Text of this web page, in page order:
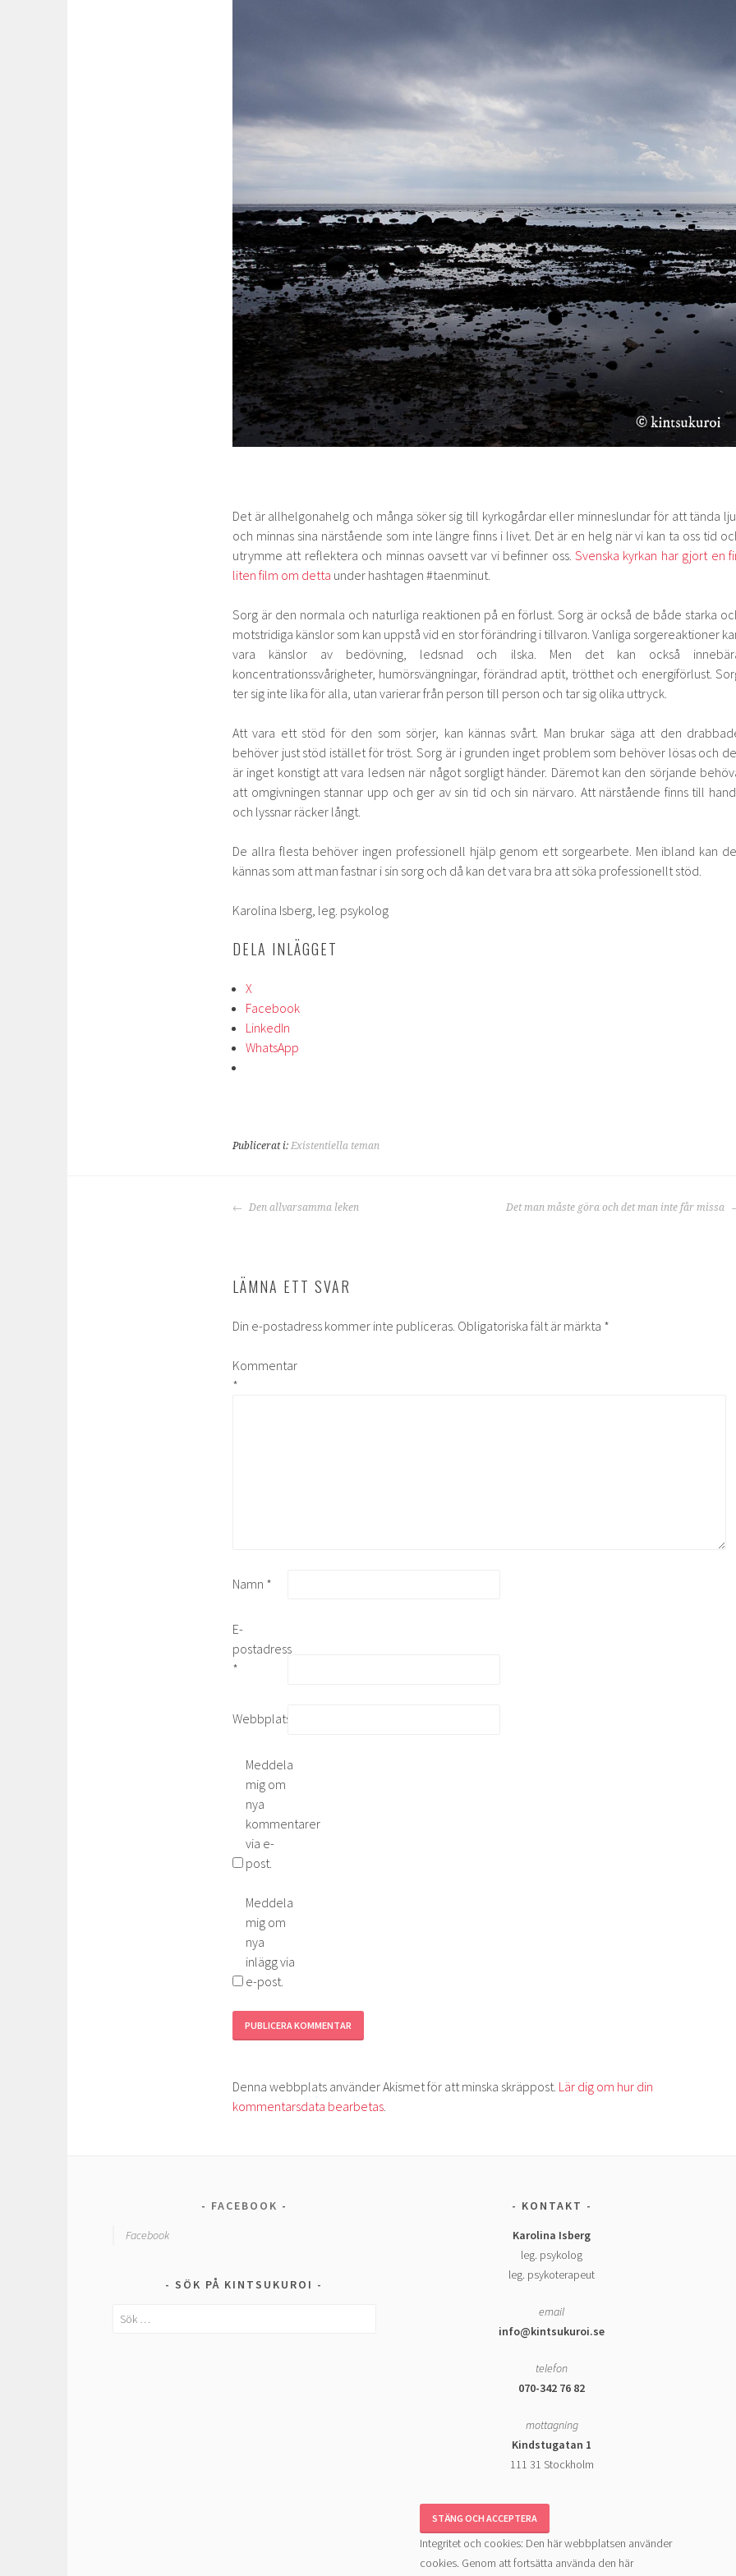
Det är allhelgonahelg och många söker sig till kyrkogårdar eller minneslundar för att tända
och minnas sina närstående som inte längre finns i livet. Det är en helg när vi kan ta oss tid
utrymme att reflektera och minnas oavsett var vi befinner oss. Svenska kyrkan har gjort en
liten film om detta under hashtagen #taenminut.
Sorg är den normala och naturliga reaktionen på en förlust. Sorg är också de både starka
motstridiga känslor som kan uppstå vid en stor förändring i tillvaron. Vanliga sorgereaktioner
vara känslor av bedövning, ledsnad och ilska. Men det kan också
koncentrationssvårigheter, humörsvängningar, förändrad aptit, trötthet och energiförlust.
ter sig inte lika för alla, utan varierar från person till person och tar sig olika uttryck.
Att vara ett stöd för den som sörjer, kan kännas svårt. Man brukar säga att den
behöver just stöd istället för tröst. Sorg är i grunden inget problem som behöver lösas och
är inget konstigt att vara ledsen när något sorgligt händer. Däremot kan den sörjande
att omgivningen stannar upp och ger av sin tid och sin närvaro. Att närstående finns till
och lyssnar räcker långt.
De allra flesta behöver ingen professionell hjälp genom ett sorgearbete. Men ibland kan
kännas som att man fastnar i sin sorg och då kan det vara bra att söka professionellt stöd.
Karolina Isberg, leg. psykolog
DELA INLÄGGET
X
Facebook
LinkedIn
WhatsApp
Publicerat i: Existentiella teman
INLÄGGSNAVIGERING
Den allvarsamma leken Det man måste göra och det man inte får missa
LÄMNA ETT SVAR
Din e-postadress kommer inte publiceras. Obligatoriska fält är märkta *
Kommentar
*
Namn *
E-
postadress
*
Webbplats
Meddela
mig om
nya
kommentarer
via e-
post.
Meddela
mig om
nya
inlägg via
e-post.
Denna webbplats använder Akismet för att minska skräppost. Lär dig om hur din
kommentarsdata bearbetas
FACEBOOK
Facebook
SÖK PÅ KINTSUKUROI
Sök
KONTAKT
Karolina Isberg
leg. psykolog
leg. psykoterapeut
email
info@kintsukuroi.se
telefon
070-342 76 82
mottagning
Kindstugatan 1
111 31 Stockholm
Integritet och cookies: Den här webbplatsen använder
cookies. Genom att fortsätta använda den här